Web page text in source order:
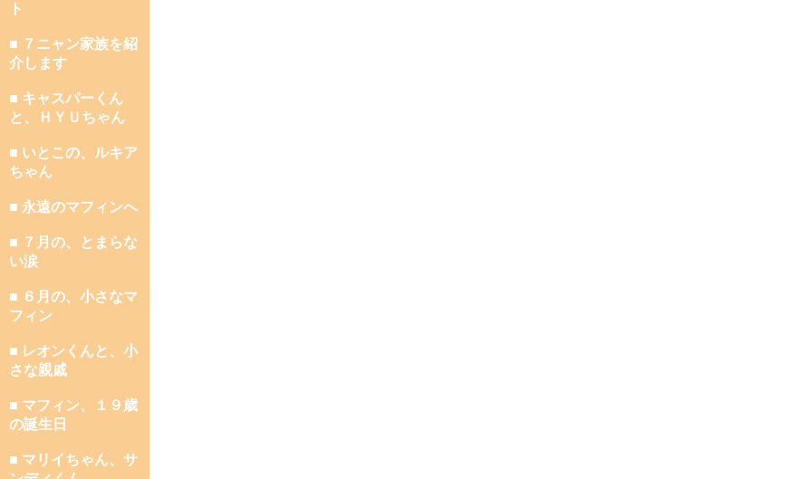
ト
■ ７ニャン家族を紹
介します
■ キャスパーくん
と、ＨＹＵちゃん
■ いとこの、ルキア
ちゃん
■ 永遠のマフィンへ
■ ７月の、とまらな
い涙
■ ６月の、小さなマ
フィン
■ レオンくんと、小
さな親戚
■ マフィン、１９歳
の誕生日
■ マリイちゃん、サ